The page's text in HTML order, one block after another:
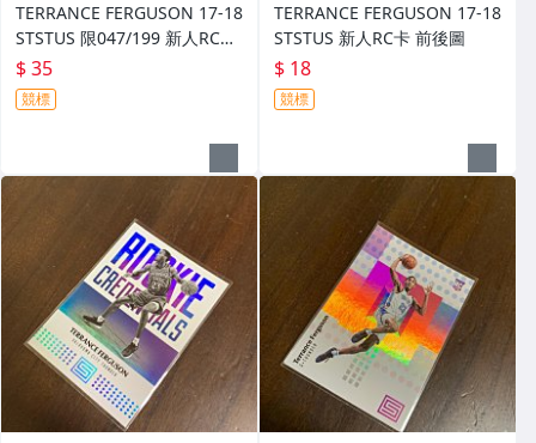
TERRANCE FERGUSON 17-18
STSTUS 限047/199 新人RC卡
前後圖
$ 35
競標
TERRANCE FERGUSON 17-18
STSTUS 新人RC卡 前後圖
$ 18
競標